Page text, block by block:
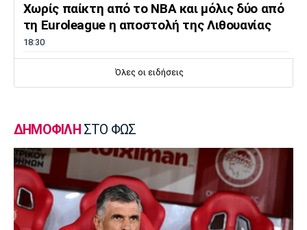
Χωρίς παίκτη από το ΝΒΑ και μόλις δύο από
τη Euroleague η αποστολή της Λιθουανίας
18:30
Μοκόκα: «Να χτίσουμε κάτι μεγάλο -
Εθνικές Μπάσκετ
Ισπανία - Ελλάδα 96-86: Ήττα στην πρεμιέρα
του Ευrobasket U16
18:04
Ποδόσφαιρο - Διεθνή
Η Νορβηγία καλεί τον Ινφαντίνο να
Όλες οι ειδήσεις
ΔΗΜΟΦΙΛΗ ΣΤΟ ΦΩΣ